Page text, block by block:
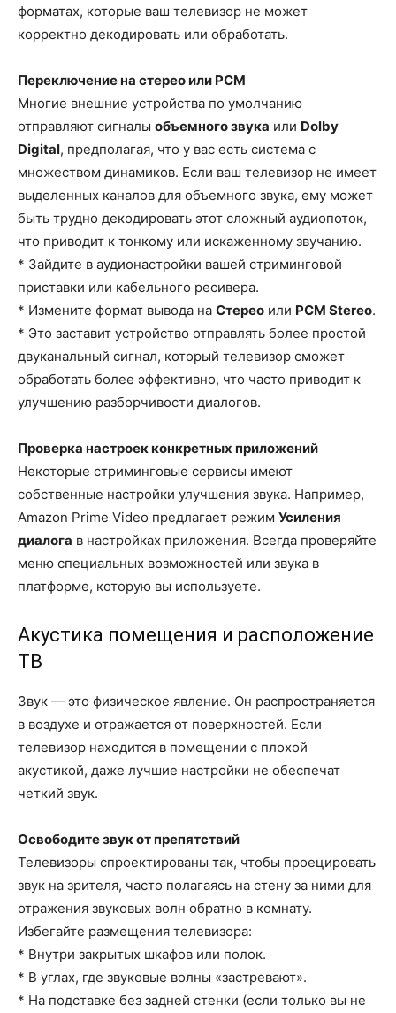
форматах, которые ваш телевизор не может
корректно декодировать или обработать.
Переключение на стерео или PCM
Многие внешние устройства по умолчанию
отправляют сигналы объемного звука или Dolby
Digital, предполагая, что у вас есть система с
множеством динамиков. Если ваш телевизор не имеет
выделенных каналов для объемного звука, ему может
быть трудно декодировать этот сложный аудиопоток,
что приводит к тонкому или искаженному звучанию.
* Зайдите в аудионастройки вашей стриминговой
приставки или кабельного ресивера.
* Измените формат вывода на Стерео или PCM Stereo.
* Это заставит устройство отправлять более простой
двуканальный сигнал, который телевизор сможет
обработать более эффективно, что часто приводит к
улучшению разборчивости диалогов.
Проверка настроек конкретных приложений
Некоторые стриминговые сервисы имеют
собственные настройки улучшения звука. Например,
Amazon Prime Video предлагает режим Усиления
диалога в настройках приложения. Всегда проверяйте
меню специальных возможностей или звука в
платформе, которую вы используете.
Акустика помещения и расположение
ТВ
Звук — это физическое явление. Он распространяется
в воздухе и отражается от поверхностей. Если
телевизор находится в помещении с плохой
акустикой, даже лучшие настройки не обеспечат
четкий звук.
Освободите звук от препятствий
Телевизоры спроектированы так, чтобы проецировать
звук на зрителя, часто полагаясь на стену за ними для
отражения звуковых волн обратно в комнату.
Избегайте размещения телевизора:
* Внутри закрытых шкафов или полок.
* В углах, где звуковые волны «застревают».
* На подставке без задней стенки (если только вы не